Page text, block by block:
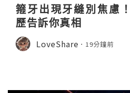
箍牙出現牙縫別焦慮
歷告訴你真相
LoveShare 19分鐘前